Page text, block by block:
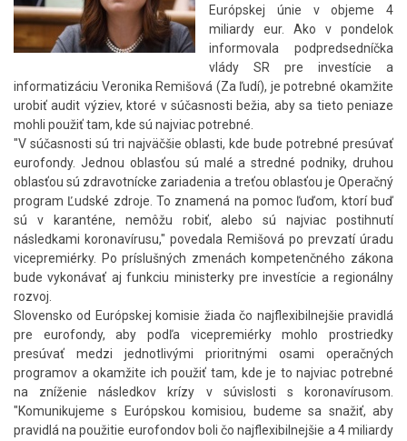
Európskej únie v objeme 4
miliardy eur. Ako v pondelok
informovala podpredsedníčka
vlády SR pre investície a
informatizáciu Veronika Remišová (Za ľudí), je potrebné okamžite
urobiť audit výziev, ktoré v súčasnosti bežia, aby sa tieto peniaze
mohli použiť tam, kde sú najviac potrebné.
"V súčasnosti sú tri najväčšie oblasti, kde bude potrebné presúvať
eurofondy. Jednou oblasťou sú malé a stredné podniky, druhou
oblasťou sú zdravotnícke zariadenia a treťou oblasťou je Operačný
program Ľudské zdroje. To znamená na pomoc ľuďom, ktorí buď
sú v karanténe, nemôžu robiť, alebo sú najviac postihnutí
následkami koronavírusu," povedala Remišová po prevzatí úradu
vicepremiérky. Po príslušných zmenách kompetenčného zákona
bude vykonávať aj funkciu ministerky pre investície a regionálny
rozvoj.
Slovensko od Európskej komisie žiada čo najflexibilnejšie pravidlá
pre eurofondy, aby podľa vicepremiérky mohlo prostriedky
presúvať medzi jednotlivými prioritnými osami operačných
programov a okamžite ich použiť tam, kde je to najviac potrebné
na zníženie následkov krízy v súvislosti s koronavírusom.
"Komunikujeme s Európskou komisiou, budeme sa snažiť, aby
pravidlá na použitie eurofondov boli čo najflexibilnejšie a 4 miliardy